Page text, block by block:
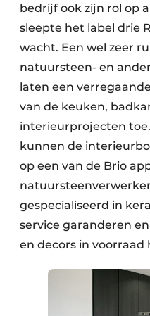
bedrijf ook zijn rol op
sleepte het label drie
wacht. Een wel zeer
natuursteen- en
laten een
van de keuken,
interieurprojecten
kunnen de
op een van de Brio
gespecialiseerd in
service garanderen
en decors in voorraad